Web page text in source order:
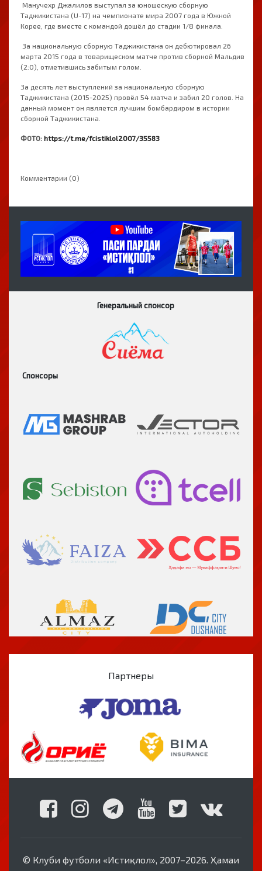
Манучехр Джалилов выступал за юношескую сборную
Таджикистана (U-17) на чемпионате мира 2007 года в Южной
Корее, где вместе с командой дошёл до стадии 1/8 финала.
За национальную сборную Таджикистана он дебютировал 26
марта 2015 года в товарищеском матче против сборной Мальдив
(2:0), отметившись забитым голом.
За десять лет выступлений за национальную сборную
Таджикистана (2015-2025) провёл 54 матча и забил 20 голов. На
данный момент он является лучшим бомбардиром в истории
сборной Таджикистана.
ФОТО: https://t.me/fcistiklol2007/35583
Комментарии (0)
Генеральный спонсор
Спонсоры
Партнеры
© Клуби футболи «Истиқлол», 2007–2026. Ҳамаи